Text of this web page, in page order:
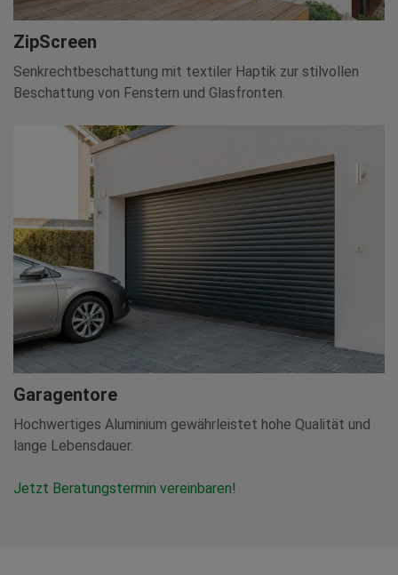
ZipScreen
Senkrechtbeschattung mit textiler Haptik zur stilvollen
Beschattung von Fenstern und Glasfronten.
Garagentore
Hochwertiges Aluminium gewährleistet hohe Qualität und
lange Lebensdauer.
Jetzt Beratungstermin vereinbaren!